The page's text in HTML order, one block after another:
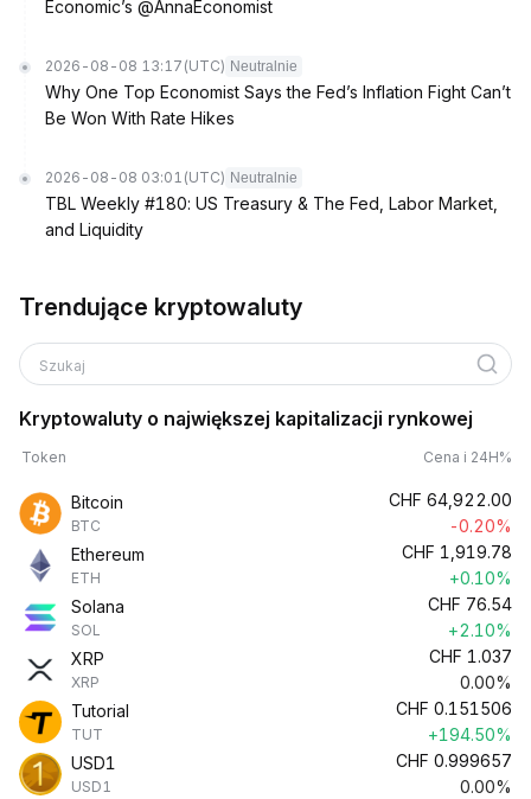
Economic’s @AnnaEconomist
2026-08-08 13:17 (UTC) Neutralnie
Why One Top Economist Says the Fed’s Inflation Fight Can’t
Be Won With Rate Hikes
2026-08-08 03:01 (UTC) Neutralnie
TBL Weekly #180: US Treasury & The Fed, Labor Market,
and Liquidity
Trendujące kryptowaluty
Szukaj
Kryptowaluty o największej kapitalizacji rynkowej
Token Cena i 24H%
Bitcoin
BTC
CHF 64,922.00
-0.20%
Ethereum
ETH
CHF 1,919.78
+0.10%
Solana
SOL
CHF 76.54
+2.10%
XRP
XRP
CHF 1.037
0.00%
Tutorial
TUT
CHF 0.151506
+194.50%
USD1
USD1
CHF 0.999657
0.00%